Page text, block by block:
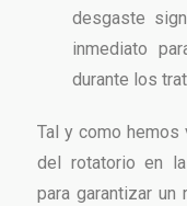
desgaste
inmediato
durante los
Tal y como hemos
del rotatorio en
para garantizar un